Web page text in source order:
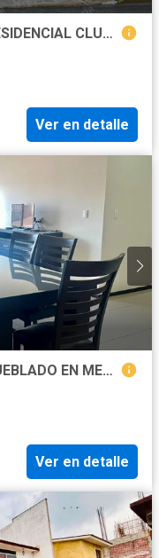
SE RENTA CASA DENTRO DEL RESIDENCIAL CLUB DE GOLF SAN CARLOS, METEPEC. 4 recámaras c/u con baño, se aceptan mascotas.
Ver en detalle
SE RENTA DEPARTAMENTO AMUEBLADO EN METEPEC, CON ESTACIONAMIENTO Y VIGILANCIA. Factura disponible.
Ver en detalle